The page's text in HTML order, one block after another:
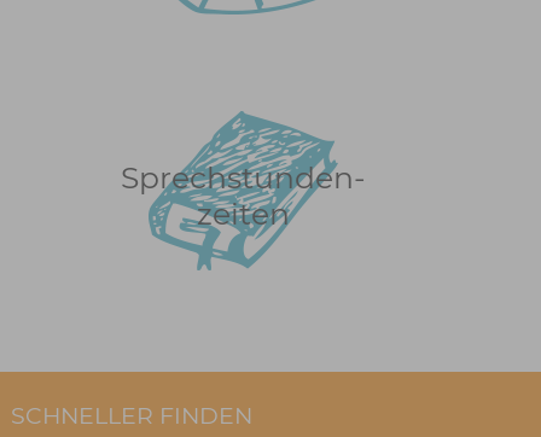
Sprechstunden-
zeiten
SCHNELLER FINDEN